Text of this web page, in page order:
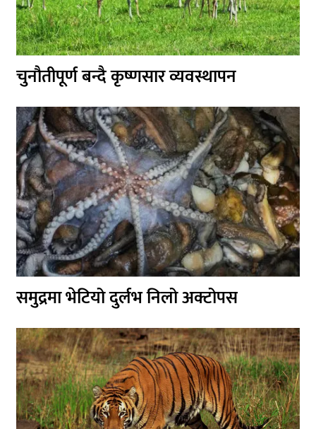
चुनौतीपूर्ण बन्दै कृष्णसार व्यवस्थापन
समुद्रमा भेटियो दुर्लभ निलो अक्टोपस